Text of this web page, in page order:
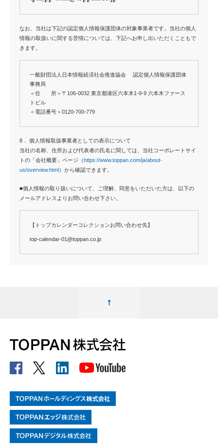
なお、当社は下記の認定個人情報保護団体の対象事業者です。当社の個人
情報の取扱いに関する苦情については、下記へお申し出いただくこともで
きます。
一般財団法人日本情報経済社会推進協会 認定個人情報保護団体
事務局
＜住 所＞〒106-0032 東京都港区六本木1-9-9 六本木ファース
トビル
＜電話番号＞0120-700-779
8． 個人情報取扱事業者としての表示について
当社の名称、住所および代表者の氏名に関しては、当社コーポレートサイ
トの「会社概要」ページ（https://www.toppan.com/ja/about-
us/overview.html）から確認できます。
■個人情報の取り扱いについて、ご理解、同意をいただいた方は、以下の
メールアドレスよりお問い合わせ下さい。
【トップカレンダーコレクションお問い合わせ先】
top-calendar-01@toppan.co.jp